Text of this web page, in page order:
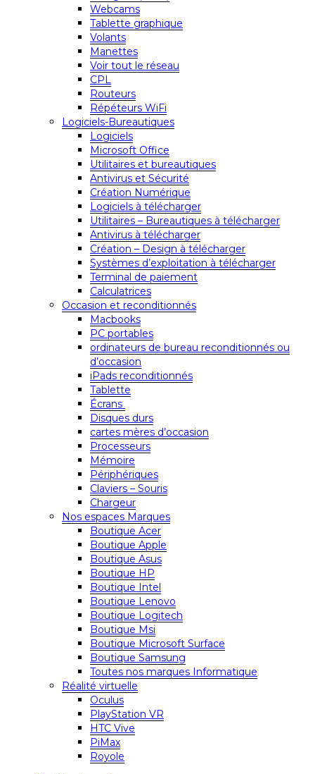
Webcams
Tablette graphique
Volants
Manettes
Voir tout le réseau
CPL
Routeurs
Répéteurs WiFi
Logiciels-Bureautiques
Logiciels
Microsoft Office
Utilitaires et bureautiques
Antivirus et Sécurité
Création Numérique
Logiciels à télécharger
Utilitaires – Bureautiques à télécharger
Antivirus à télécharger
Création – Design à télécharger
Systèmes d’exploitation à télécharger
Terminal de paiement
Calculatrices
Occasion et reconditionnés
Macbooks
PC portables
ordinateurs de bureau reconditionnés ou
d’occasion
iPads reconditionnés
Tablette
Écrans
Disques durs
cartes mères d’occasion
Processeurs
Mémoire
Périphériques
Claviers – Souris
Chargeur
Nos espaces Marques
Boutique Acer
Boutique Apple
Boutique Asus
Boutique HP
Boutique Intel
Boutique Lenovo
Boutique Logitech
Boutique Msi
Boutique Microsoft Surface
Boutique Samsung
Toutes nos marques Informatique
Réalité virtuelle
Oculus
PlayStation VR
HTC Vive
PiMax
Royole